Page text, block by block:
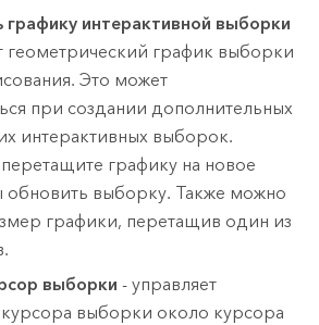
интерактивной выборки
геометрический график выборки
Это может
при создании дополнительных
интерактивных выборок.
графику на новое
обновить выборку. Также можно
графики, перетащив один из
выборки - управляет
выборки около курсора